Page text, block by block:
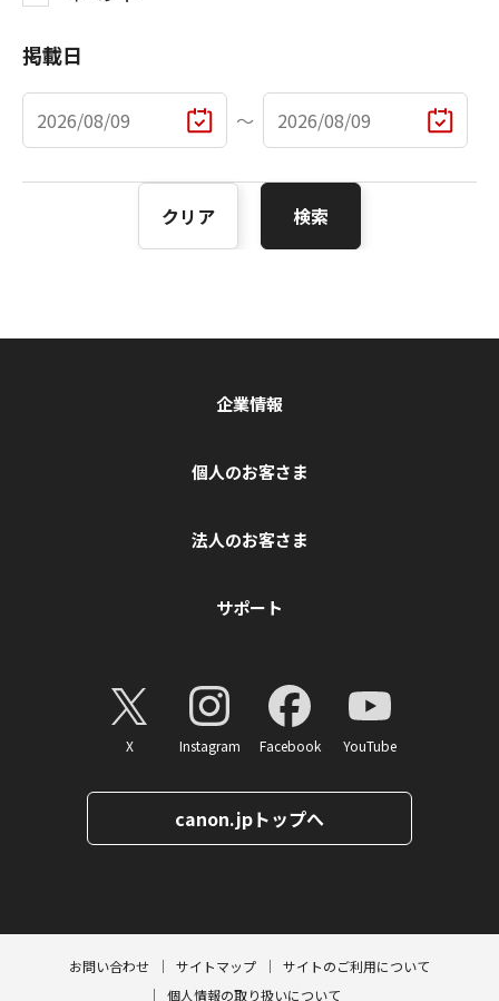
掲載日
〜
クリア 検索
企業情報
個人のお客さま
法人のお客さま
サポート
X Instagram Facebook YouTube
canon.jpトップへ
お問い合わせ サイトマップ
サイトのご利用について
個人情報の取り扱いについて